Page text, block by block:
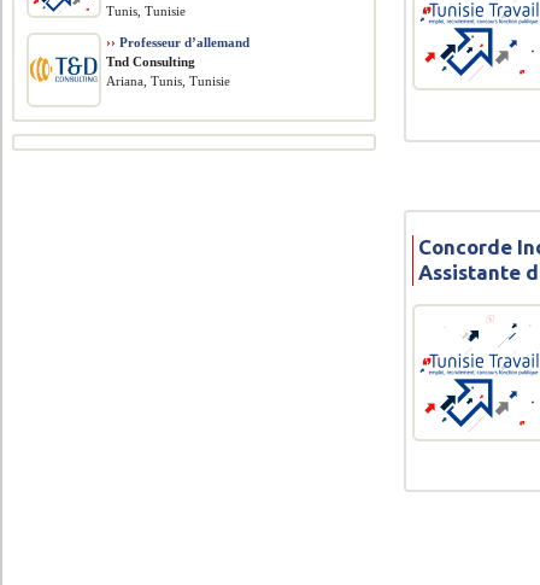
Concorde
Assistante
Tunis, Tunisie
›› Professeur d’allemand
Tnd Consulting
Ariana, Tunis, Tunisie